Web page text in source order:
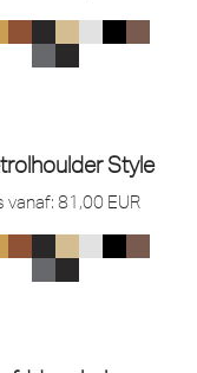
Style
vanaf: 81,00 EUR